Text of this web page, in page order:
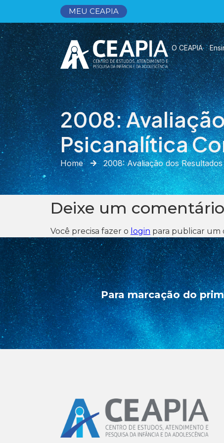
MEU CEAPIA
O CEAPIA
2008:
Psicanalítica
Home 2008: Avaliação dos
Deixe um comentário
Você precisa fazer o login para publicar um
Para marcação do